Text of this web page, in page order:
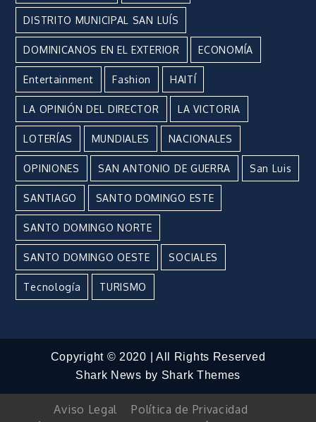
DISTRITO MUNICIPAL SAN LUÍS
DOMINICANOS EN EL EXTERIOR ECONOMÍA
Entertainment Fashion HAITÍ
LA OPINIÓN DEL DIRECTOR LA VICTORIA
LOTERÍAS MUNDIALES NACIONALES
OPINIONES SAN ANTONIO DE GUERRA San Luis
SANTIAGO SANTO DOMINGO ESTE
SANTO DOMINGO NORTE
SANTO DOMINGO OESTE SOCIALES
Tecnología TURISMO
Copyright © 2020 | All Rights Reserved
Shark News by Shark Themes
Aviso Legal
Política de Privacidad